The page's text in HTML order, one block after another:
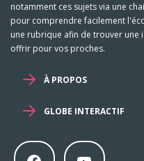
notamment ces sujets via une
pour comprendre facilement
une rubrique afin de trouver une
offrir pour vos proches.
À PROPOS
GLOBE INTERACTIF